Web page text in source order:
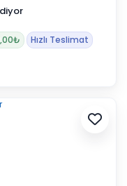
Hızlı Teslimat